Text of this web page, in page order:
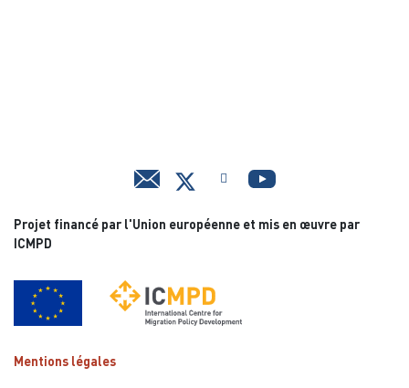
Projet financé par l'Union européenne et mis en œuvre par
ICMPD
Mentions légales